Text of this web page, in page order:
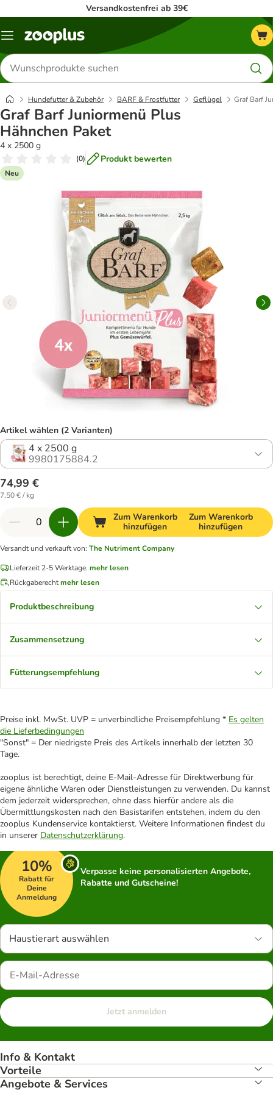
Versandkostenfrei ab 39€
Menü
Produkte
suchen
Hundefutter & Zubehör BARF & Frostfutter Geflügel Graf Barf
Graf Barf Juniormenü Plus
Hähnchen Paket
4 x 2500 g
(0) Produkt bewerten
Neu
Artikel wählen (2 Varianten)
4 x 2500 g
9980175884.2
74,99 €
7,50 € / kg
Zum Warenkorb
hinzufügen
Zum Warenkorb
hinzufügen
Versandt und verkauft von: The Nutriment Company
Lieferzeit 2-5 Werktage. mehr lesen
Rückgaberechtmehr lesen
Produktbeschreibung
Zusammensetzung
Fütterungsempfehlung
Preise inkl. MwSt. UVP = unverbindliche Preisempfehlung * Es gelten
die Lieferbedingungen
"Sonst" = Der niedrigste Preis des Artikels innerhalb der letzten 30
Tage.
zooplus ist berechtigt, deine E-Mail-Adresse für Direktwerbung für
eigene ähnliche Waren oder Dienstleistungen zu verwenden. Du kannst
dem jederzeit widersprechen, ohne dass hierfür andere als die
Übermittlungskosten nach den Basistarifen entstehen, indem du den
zooplus Kundenservice kontaktierst. Weitere Informationen findest du
in unserer Datenschutzerklärung.
10%
Rabatt für
Deine
Anmeldung
Verpasse keine personalisierten Angebote,
Rabatte und Gutscheine!
Haustierart auswählen
Jetzt anmelden
Info & Kontakt
Vorteile
Angebote & Services